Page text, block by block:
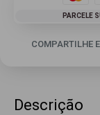
PARCELE
COMPARTILHE
Descrição